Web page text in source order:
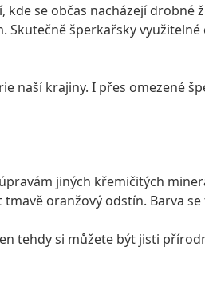
se občas nacházejí drobné
šperkařsky
naší krajiny. I přes omezené
jiných křemičitých
tmavě oranžový odstín. Barva
tehdy si můžete být jisti